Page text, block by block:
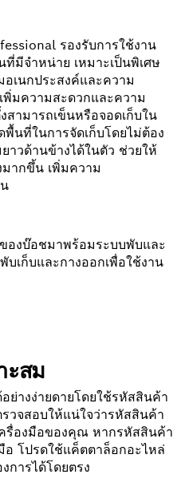
รองรับการใช้งาน
มีจำหน่าย เหมาะเป็นพิเศษ
เนกประสงค์และความ
พิ่มความสะดวกและความ
สามารถเข็นหรือจอดเก็บใน
นที่ในการจัดเก็บโดยไม่ต้อง
าวด้านข้างได้ในตัว ช่วยให้
ากขึ้น เพิ่มความ
องบ๊อชมาพร้อมระบบพับและ
เก็บและกางออกเพื่อใช้งาน
ะสม
ย่างง่ายดายโดยใช้รหัสสินค้า
วจสอบให้แน่ใจว่ารหัสสินค้า
รื่องมือของคุณ หากรหัสสินค้า
อ โปรดใช้แค็ตตาล็อกอะไหล่
การได้โดยตรง